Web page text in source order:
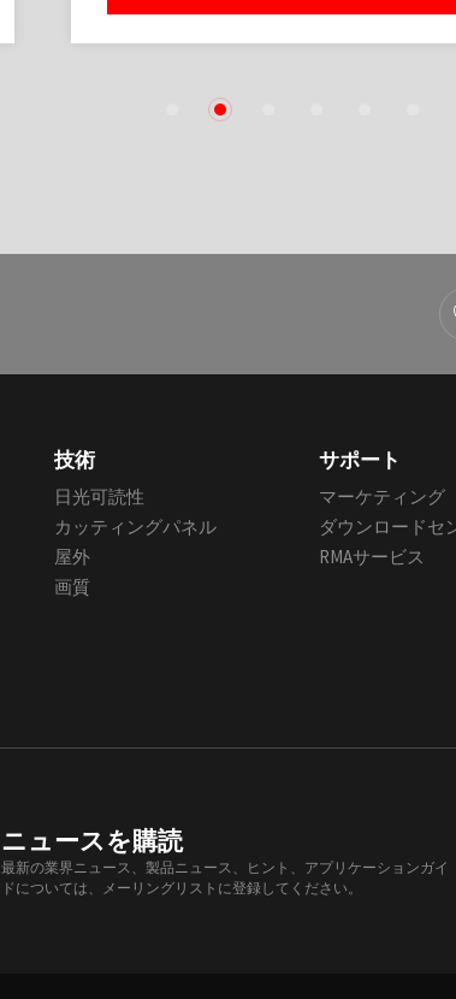
2
技術
日光可読性
カッティングパネル
屋外
画質
サポート
マーケティング
ダウンロードセ
RMAサービス
ニュースを購読
最新の業界ニュース、製品ニュース、ヒント、アプリケーションガイ
ドについては、メーリングリストに登録してください。